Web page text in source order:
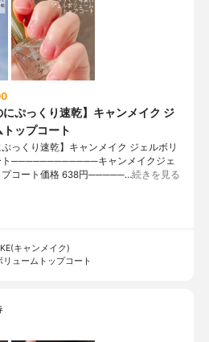
にぷっくり速乾】キャンメイク ジ
ップコート
ぷっくり速乾】キャンメイク ジェルボリ
ト────────────キャンメイクジェ
プコート価格 638円─────…続きを見る
キャンメイク)
リュームトップコート